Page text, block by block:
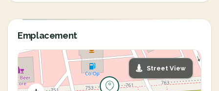
Emplacement
Street View